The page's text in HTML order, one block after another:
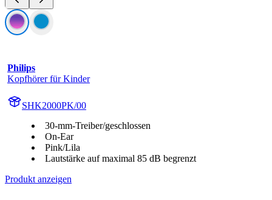
Philips
Kopfhörer für Kinder
SHK2000PK/00
30-mm-Treiber/geschlossen
On-Ear
Pink/Lila
Lautstärke auf maximal 85 dB begrenzt
Produkt anzeigen